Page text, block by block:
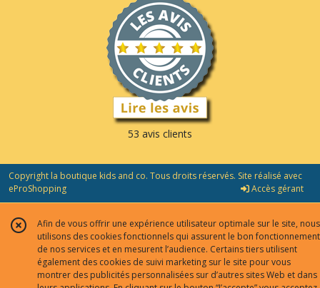
53 avis clients
Copyright la boutique kids and co. Tous droits réservés. Site réalisé avec
eProShopping
Accès gérant
Afin de vous offrir une expérience utilisateur optimale sur le site, nous
utilisons des cookies fonctionnels qui assurent le bon fonctionnement
de nos services et en mesurent l’audience. Certains tiers utilisent
également des cookies de suivi marketing sur le site pour vous
montrer des publicités personnalisées sur d’autres sites Web et dans